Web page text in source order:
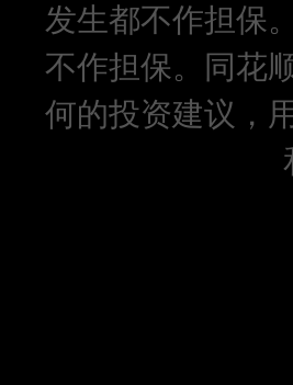
发生都不作担保
不作担保。同花
何的投资建议，